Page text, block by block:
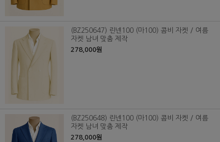
(BZ250647) 린넨100 (마100) 콤비 자켓 / 여름
자켓 남녀 맞춤 제작
278,000원
(BZ250648) 린넨100 (마100) 콤비 자켓 / 여름
자켓 남녀 맞춤 제작
278,000원